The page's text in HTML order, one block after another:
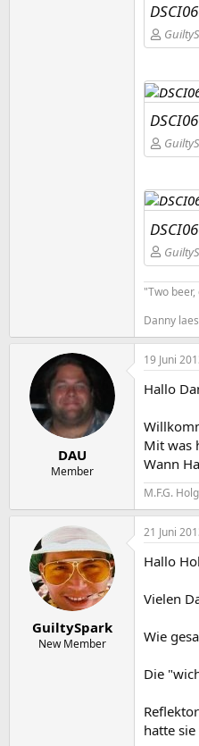
"Two
Danny
DAU
Member
19 Juni
Hallo
Mit was
Wann
M.F.G.
GuiltySpark
New Member
21 Juni
Hallo
Vielen
Wie
Die
hatte